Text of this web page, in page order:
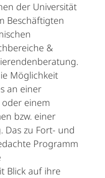
der Universität
Beschäftigten
&
Möglichkeit
an einer
einem
bzw. einer
Das zu Fort- und
Programm
Blick auf ihre